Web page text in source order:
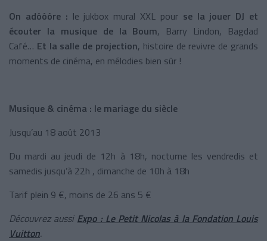
On adôôôre : le jukbox mural XXL pour se la jouer DJ et
écouter la musique de la Boum, Barry Lindon, Bagdad
Café… Et la salle de projection, histoire de revivre de grands
moments de cinéma, en mélodies bien sûr !
Musique & cinéma : le mariage du siècle
Jusqu’au 18 août 2013
Du mardi au jeudi de 12h à 18h, nocturne les vendredis et
samedis jusqu’à 22h , dimanche de 10h à 18h
Tarif plein 9 €, moins de 26 ans 5 €
Découvrez aussi Expo : Le Petit Nicolas à la Fondation Louis
Vuitton.